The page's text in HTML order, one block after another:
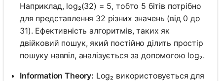
Наприклад, log₂(32) = 5, тобто 5 бітів потрібно
для представлення 32 різних значень (від 0 до
31). Ефективність алгоритмів, таких як
двійковий пошук, який постійно ділить простір
пошуку навпіл, аналізується за допомогою log₂.
Information Theory: Log₂ використовується для